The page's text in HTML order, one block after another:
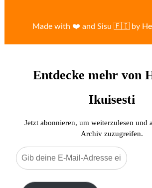
Made with ❤️ and Sisu 🇫🇮 by
Entdecke mehr von
Ikuisesti
Jetzt abonnieren, um weiterzulesen und
Archiv zuzugreifen.
Gib
deine